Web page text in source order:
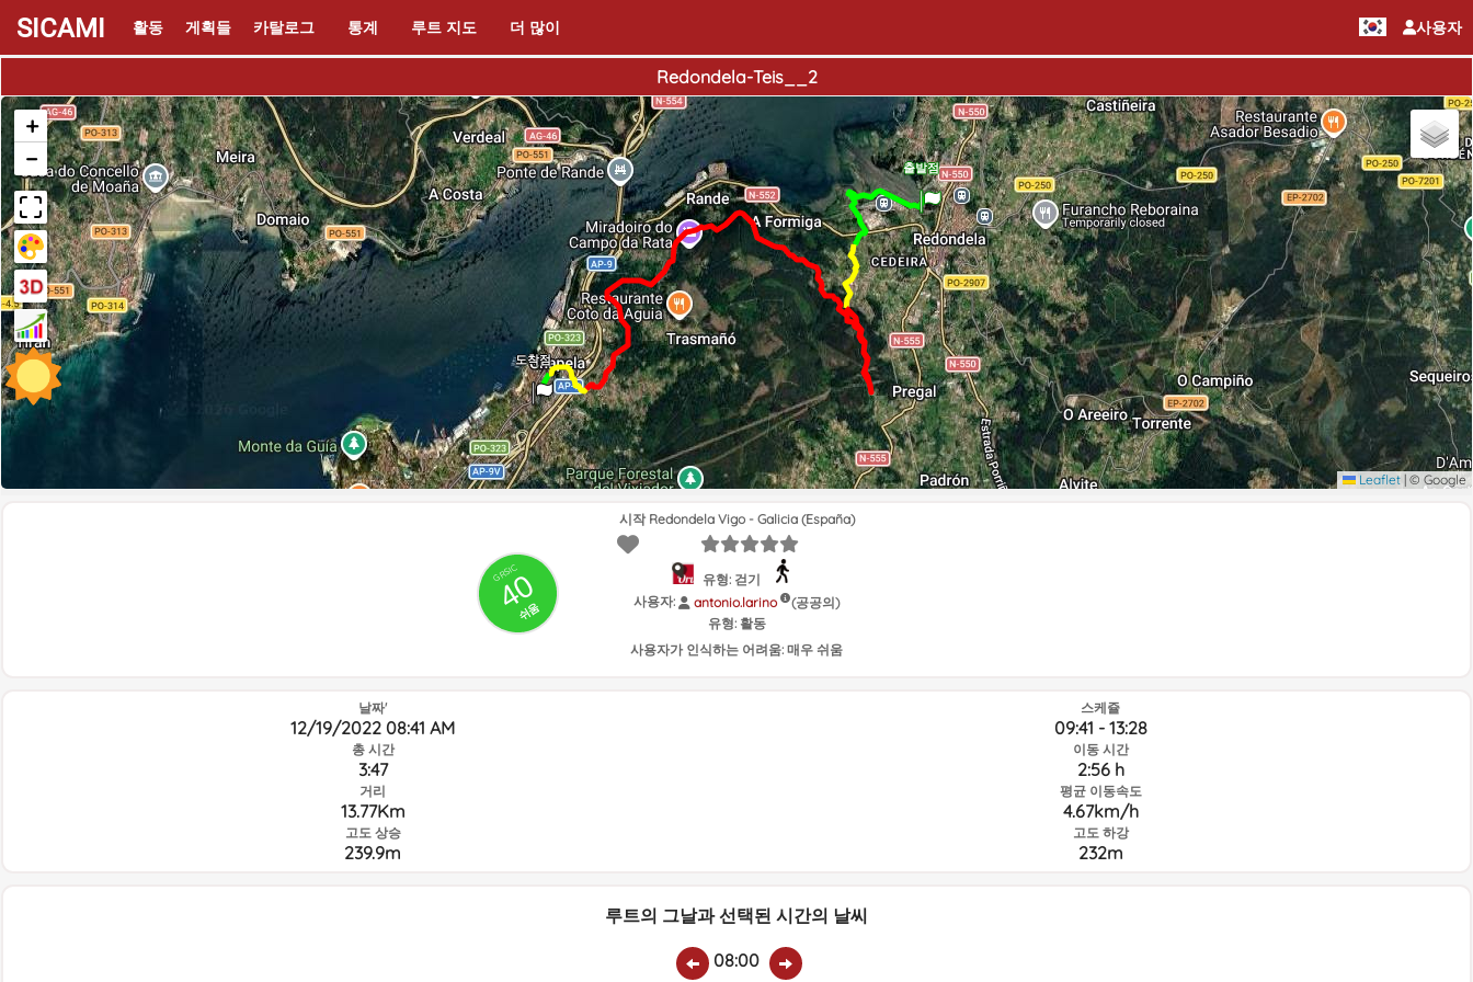
사용자
SICAMI 활동 게획들 카탈로그 통계 루트 지도 더 많이
Redondela-Teis__2
출발점
도착점
+
−
Leaflet | © Google
GRSIC
40
쉬움
시작 Redondela Vigo - Galicia (España)
유형: 걷기
사용자:
antonio.larino
(공공의)
유형: 활동
사용자가 인식하는 어려움: 매우 쉬움
날짜'
12/19/2022 08:41 AM
총 시간
3:47
거리
13.77Km
고도 상승
239.9m
스케쥴
09:41 - 13:28
이동 시간
2:56 h
평균 이동속도
4.67km/h
고도 하강
232m
루트의 그날과 선택된 시간의 날씨
08:00